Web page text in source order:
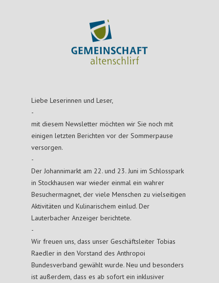
Liebe Leserinnen und Leser,
-
mit diesem Newsletter möchten wir Sie noch mit
einigen letzten Berichten vor der Sommerpause
versorgen.
-
Der Johannimarkt am 22. und 23. Juni im Schlosspark
in Stockhausen war wieder einmal ein wahrer
Besuchermagnet, der viele Menschen zu vielseitigen
Aktivitäten und Kulinarischem einlud. Der
Lauterbacher Anzeiger berichtete.
-
Wir freuen uns, dass unser Geschäftsleiter Tobias
Raedler in den Vorstand des Anthropoi
Bundesverband gewählt wurde. Neu und besonders
ist außerdem, dass es ab sofort ein inklusiver